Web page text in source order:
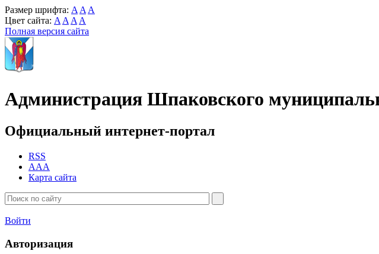
Размер шрифта: A A A
Цвет сайта: A A A A
Полная версия сайта
Администрация Шпаковского
Официальный интернет-портал
RSS
AAA
Карта сайта
Войти
Авторизация